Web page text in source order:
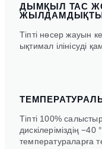
ДЫМҚЫЛ ТАС
Тіпті нөсер жауын
ықтимал ілінісуді
Тіпті 100%
дискілеріміздің −40
температураларға